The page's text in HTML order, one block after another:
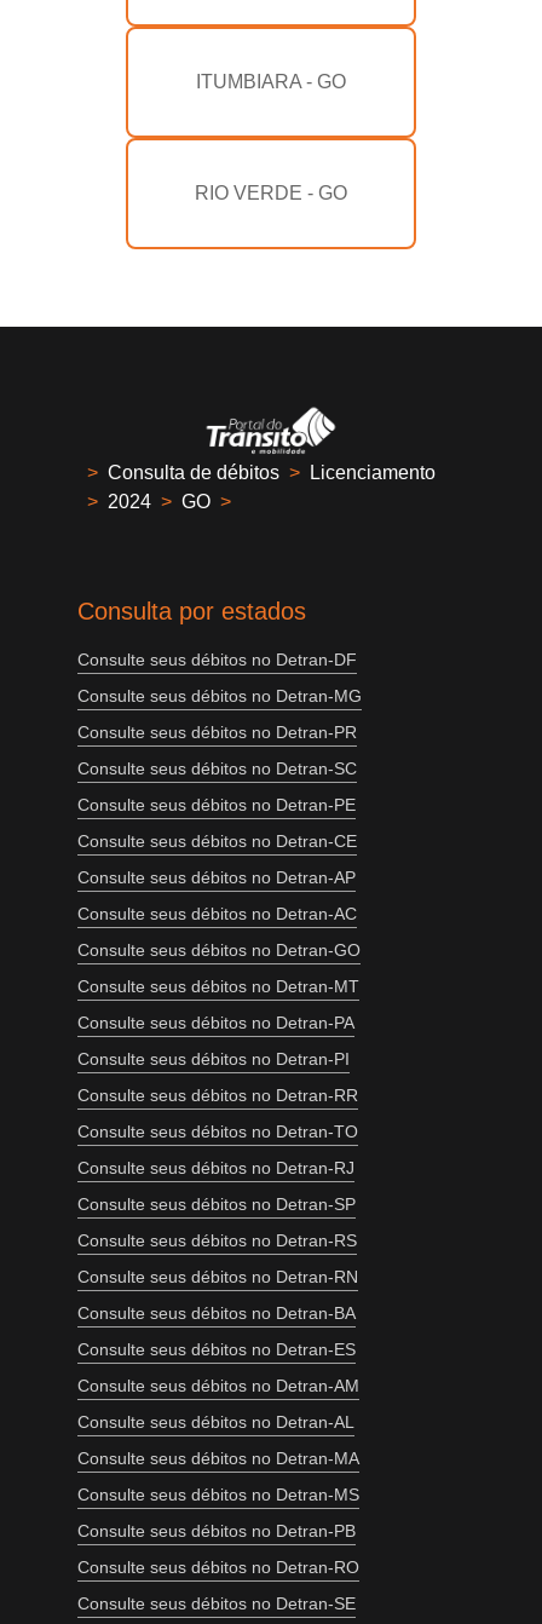
ITUMBIARA - GO
RIO VERDE - GO
> Consulta de débitos >
Licenciamento
> 2024 > GO >
Consulta por estados
Consulte seus débitos no Detran-DF
Consulte seus débitos no Detran-MG
Consulte seus débitos no Detran-PR
Consulte seus débitos no Detran-SC
Consulte seus débitos no Detran-PE
Consulte seus débitos no Detran-CE
Consulte seus débitos no Detran-AP
Consulte seus débitos no Detran-AC
Consulte seus débitos no Detran-GO
Consulte seus débitos no Detran-MT
Consulte seus débitos no Detran-PA
Consulte seus débitos no Detran-PI
Consulte seus débitos no Detran-RR
Consulte seus débitos no Detran-TO
Consulte seus débitos no Detran-RJ
Consulte seus débitos no Detran-SP
Consulte seus débitos no Detran-RS
Consulte seus débitos no Detran-RN
Consulte seus débitos no Detran-BA
Consulte seus débitos no Detran-ES
Consulte seus débitos no Detran-AM
Consulte seus débitos no Detran-AL
Consulte seus débitos no Detran-MA
Consulte seus débitos no Detran-MS
Consulte seus débitos no Detran-PB
Consulte seus débitos no Detran-RO
Consulte seus débitos no Detran-SE